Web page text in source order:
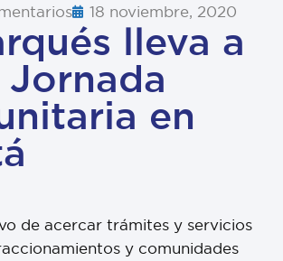
18 noviembre, 2020
lleva a
en
de acercar trámites y servicios
y comunidades